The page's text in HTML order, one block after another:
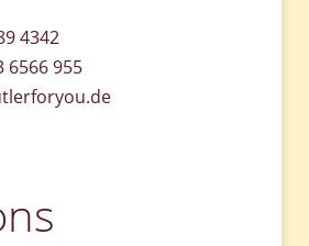
4342
6566 955